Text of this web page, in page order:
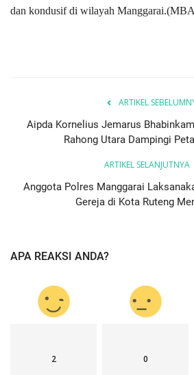
dan kondusif di wilayah
ARTIKEL
Aipda Kornelius Jemarus
Rahong Utara Dampingi
ARTIKEL SELANJUTNYA
Anggota Polres Manggarai
Gereja di Kota Ruteng
APA REAKSI ANDA?
2 0